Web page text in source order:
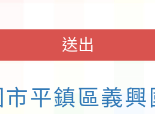
送出
平鎮區義